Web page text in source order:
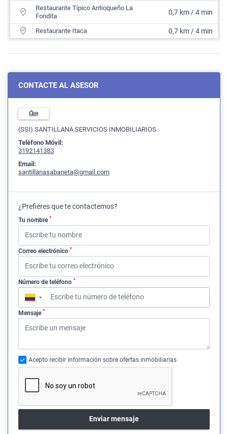
Restaurante Típico Antioqueño La
Fondita
0,7 km / 4 min
Restaurante Itaca 0,7 km / 4 min
CONTACTE AL ASESOR
(SSI) SANTILLANA SERVICIOS INMOBILIARIOS
Teléfono Móvil:
3192141383
Email:
santillanasabaneta@gmail.com
¿Prefieres que te contactemos?
Tu nombre *
Correo electrónico *
Número de teléfono *
▼
Mensaje *
Acepto recibir información sobre ofertas inmobiliarias
Enviar mensaje